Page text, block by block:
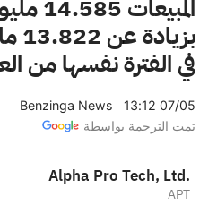
في الفترة نفسها من
Benzinga News
13:12 07/05
تمت الترجمة بواسطة
Alpha Pro Tech, Ltd.
APT